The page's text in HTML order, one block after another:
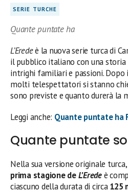
SERIE TURCHE
Quante puntate ha
L’Eredeè la nuova serie turca di
il pubblico italiano con una storia
intrighi familiari e passioni.
molti telespettatori si stanno
sono previste e quanto durerà la
Leggi anche: Quante puntate ha
Quante puntate
Nella sua versione originale
prima stagione deL’Eredeè
ciascuno della durata di circa125